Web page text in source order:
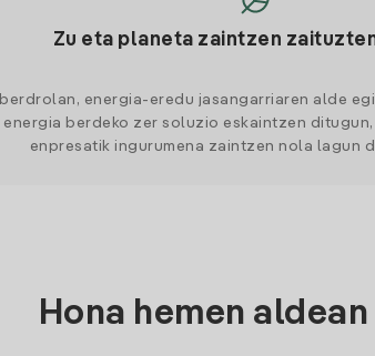
Zu eta planeta zaintzen
Iberdrolan, energia-eredu jasangarriaren alde
energia berdeko zer soluzio eskaintzen
enpresatik ingurumena zaintzen nola lagun
Hona hemen